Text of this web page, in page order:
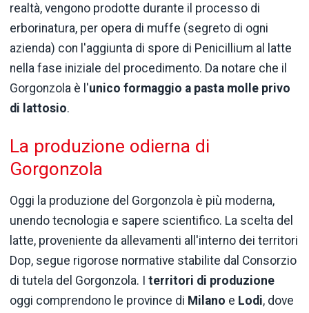
realtà, vengono prodotte durante il processo di
erborinatura, per opera di muffe (segreto di ogni
azienda) con l'aggiunta di spore di Penicillium al latte
nella fase iniziale del procedimento. Da notare che il
Gorgonzola è l'unico formaggio a pasta molle privo
di lattosio.
La produzione odierna di
Gorgonzola
Oggi la produzione del Gorgonzola è più moderna,
unendo tecnologia e sapere scientifico. La scelta del
latte, proveniente da allevamenti all'interno dei territori
Dop, segue rigorose normative stabilite dal Consorzio
di tutela del Gorgonzola. I territori di produzione
oggi comprendono le province di Milano e Lodi, dove